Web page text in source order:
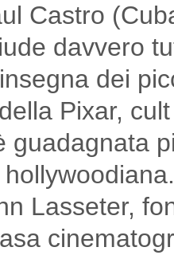
Castro
davvero
dei
Pixar,
guadagnata
Lasseter,